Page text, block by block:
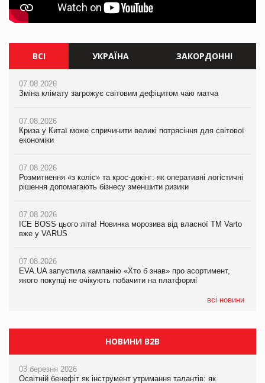
ВСІ УКРАЇНА ЗАКОРДОННІ
07.08.2026
Зміна клімату загрожує світовим дефіцитом чаю матча
07.08.2026
Криза у Китаї може спричинити великі потрясіння для світової
економіки
07.08.2026
Розмитнення «з коліс» та крос-докінг: як оперативні логістичні
рішення допомагають бізнесу зменшити ризики
07.08.2026
ICE BOSS цього літа! Новинка морозива від власної ТМ Varto
вже у VARUS
07.08.2026
EVA.UA запустила кампанію «Хто б знав» про асортимент,
якого покупці не очікують побачити на платформі
всі новини
07.08.2026
Зміна клімату загрожує світовим дефіцитом чаю матча
07.08.2026
Криза у Китаї може спричинити великі потрясіння для світової
економіки
07.08.2026
Kraft Heinz скоротила збиток у першому півріччі
Продажі Hugo Boss впали на 9%
07.08.2026
Зміна клімату загрожує світовим дефіцитом чаю матча
07.08.2026
Криза у Китаї може спричинити великі потрясіння для світової
економіки
07.08.2026
Kraft Heinz скоротила збиток у першому півріччі
Продажі Hugo Boss впали на 9%
НОВИНИ B2B
03 березня 2026
Освітній бенефіт як інструмент утримання талантів: як